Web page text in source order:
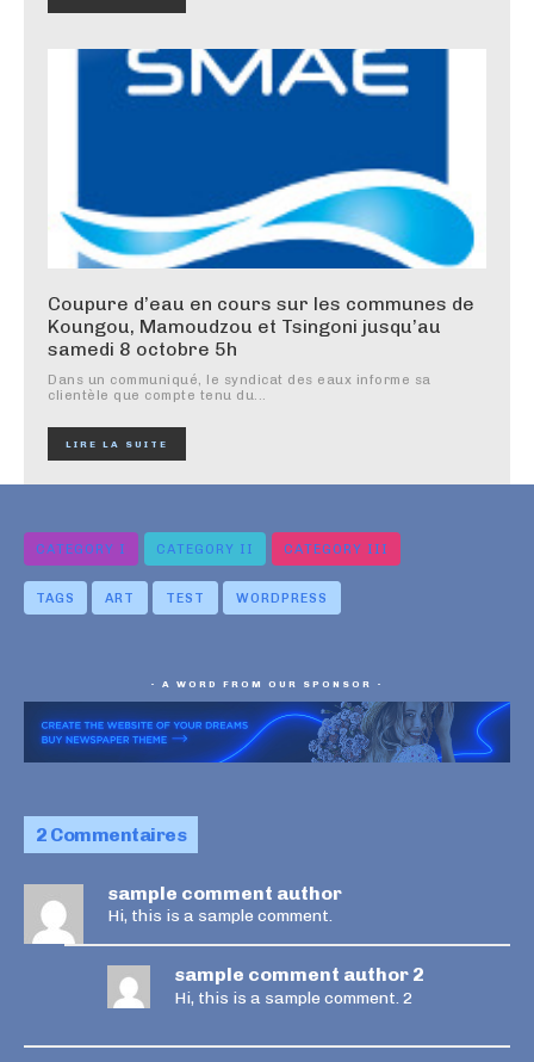
Coupure d’eau en cours sur les communes de
Koungou, Mamoudzou et Tsingoni jusqu’au
samedi 8 octobre 5h
Dans un communiqué, le syndicat des eaux informe sa
clientèle que compte tenu du...
LIRE LA SUITE
CATEGORY I CATEGORY II CATEGORY III
TAGS ART TEST WORDPRESS
- A WORD FROM OUR SPONSOR -
2 Commentaires
sample comment author
Hi, this is a sample comment.
sample comment author 2
Hi, this is a sample comment. 2